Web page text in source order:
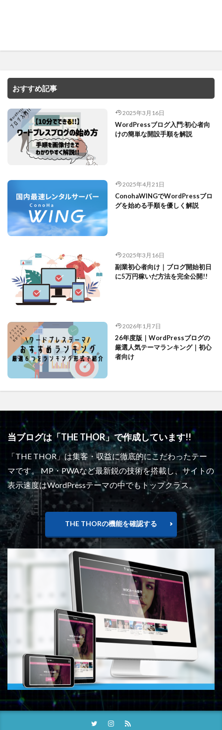
おすすめ記事
2025年3月16日
WordPressブログ入門:初心者向
けの簡単な開設手順を解説
2025年4月21日
ConohaWINGでWordPressブロ
グを始める手順を優しく解説
2025年3月16日
副業初心者向け｜ブログ開始初日
に5万円稼いだ方法を完全公開!!
2026年1月7日
26年度版｜WordPressブログの
厳選人気テーマランキング｜初心
者向け
当ブログは「THE THOR」で作成しています!!
「THE THOR」は集客・収益に徹底的にこだわったテー
マです。 MP・PWAなど最新鋭の技術を搭載し、サイトの
表示速度はWordPressテーマの中でもトップクラス。
THE THORの機能を確認する